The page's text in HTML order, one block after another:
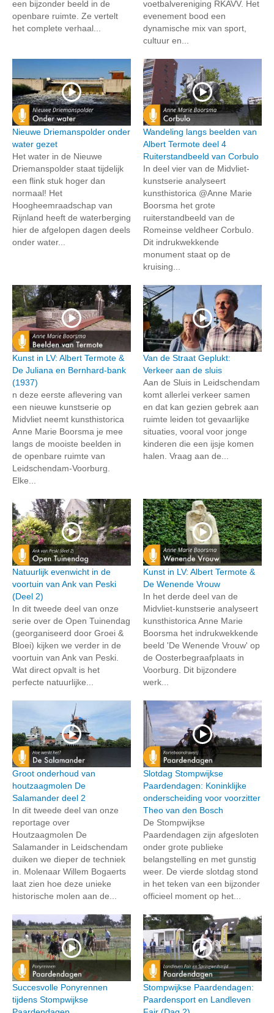
een bijzonder beeld in de
openbare ruimte. Ze vertelt
het complete verhaal...
voetbalvereniging RKAVV. Het
evenement bood een
dynamische mix van sport,
cultuur en...
Nieuwe Driemanspolder onder
water gezet
Het water in de Nieuwe
Driemanspolder staat tijdelijk
een flink stuk hoger dan
normaal! Het
Hoogheemraadschap van
Rijnland heeft de waterberging
hier de afgelopen dagen deels
onder water...
Wandeling langs beelden van
Albert Termote deel 4
Ruiterstandbeeld van Corbulo
In deel vier van de Midvliet-
kunstserie analyseert
kunsthistorica @Anne Marie
Boorsma het grote
ruiterstandbeeld van de
Romeinse veldheer Corbulo.
Dit indrukwekkende
monument staat op de
kruising...
Kunst in LV: Albert Termote &
De Juliana en Bernhard-bank
(1937)
n deze eerste aflevering van
een nieuwe kunstserie op
Midvliet neemt kunsthistorica
Anne Marie Boorsma je mee
langs de mooiste beelden in
de openbare ruimte van
Leidschendam-Voorburg.
Elke...
Van de Straat Geplukt:
Verkeer aan de sluis
Aan de Sluis in Leidschendam
komt allerlei verkeer samen
en dat kan gezien gebrek aan
ruimte leiden tot gevaarlijke
situaties, vooral voor jonge
kinderen die een ijsje komen
halen. Vraag aan de...
Natuurlijk evenwicht in de
voortuin van Ank van Peski
(Deel 2)
In dit tweede deel van onze
serie over de Open Tuinendag
(georganiseerd door Groei &
Bloei) kijken we verder in de
voortuin van Ank van Peski.
Wat direct opvalt is het
perfecte natuurlijke...
Kunst in LV: Albert Termote &
De Wenende Vrouw
In het derde deel van de
Midvliet-kunstserie analyseert
kunsthistorica Anne Marie
Boorsma het indrukwekkende
beeld 'De Wenende Vrouw' op
de Oosterbegraafplaats in
Voorburg. Dit bijzondere
werk...
Groot onderhoud van
houtzaagmolen De
Salamander deel 2
In dit tweede deel van onze
reportage over
Houtzaagmolen De
Salamander in Leidschendam
duiken we dieper de techniek
in. Molenaar Willem Bogaerts
laat zien hoe deze unieke
historische molen aan de...
Slotdag Stompwijkse
Paardendagen: Koninklijke
onderscheiding voor voorzitter
Theo van den Bosch
De Stompwijkse
Paardendagen zijn afgesloten
onder grote publieke
belangstelling en met gunstig
weer. De vierde slotdag stond
in het teken van een bijzonder
officieel moment op het...
Succesvolle Ponyrennen
tijdens Stompwijkse
Stompwijkse Paardendagen:
Paardensport en Landleven